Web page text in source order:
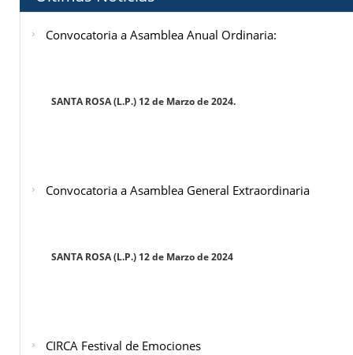
Convocatoria a Asamblea Anual Ordinaria:
SANTA ROSA (L.P.) 12 de Marzo de 2024.
Convocatoria a Asamblea General Extraordinaria
SANTA ROSA (L.P.) 12 de Marzo de 2024
CIRCA Festival de Emociones